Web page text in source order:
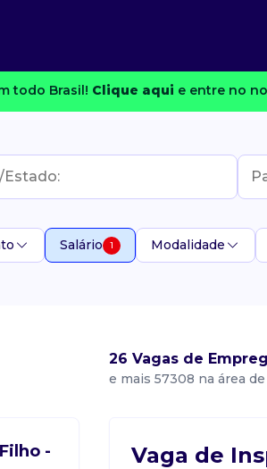
todo Brasil! Clique aqui e entre no
Salário 1 Modalidade
26 Vagas de
e mais 57308 na área
-
Vaga de